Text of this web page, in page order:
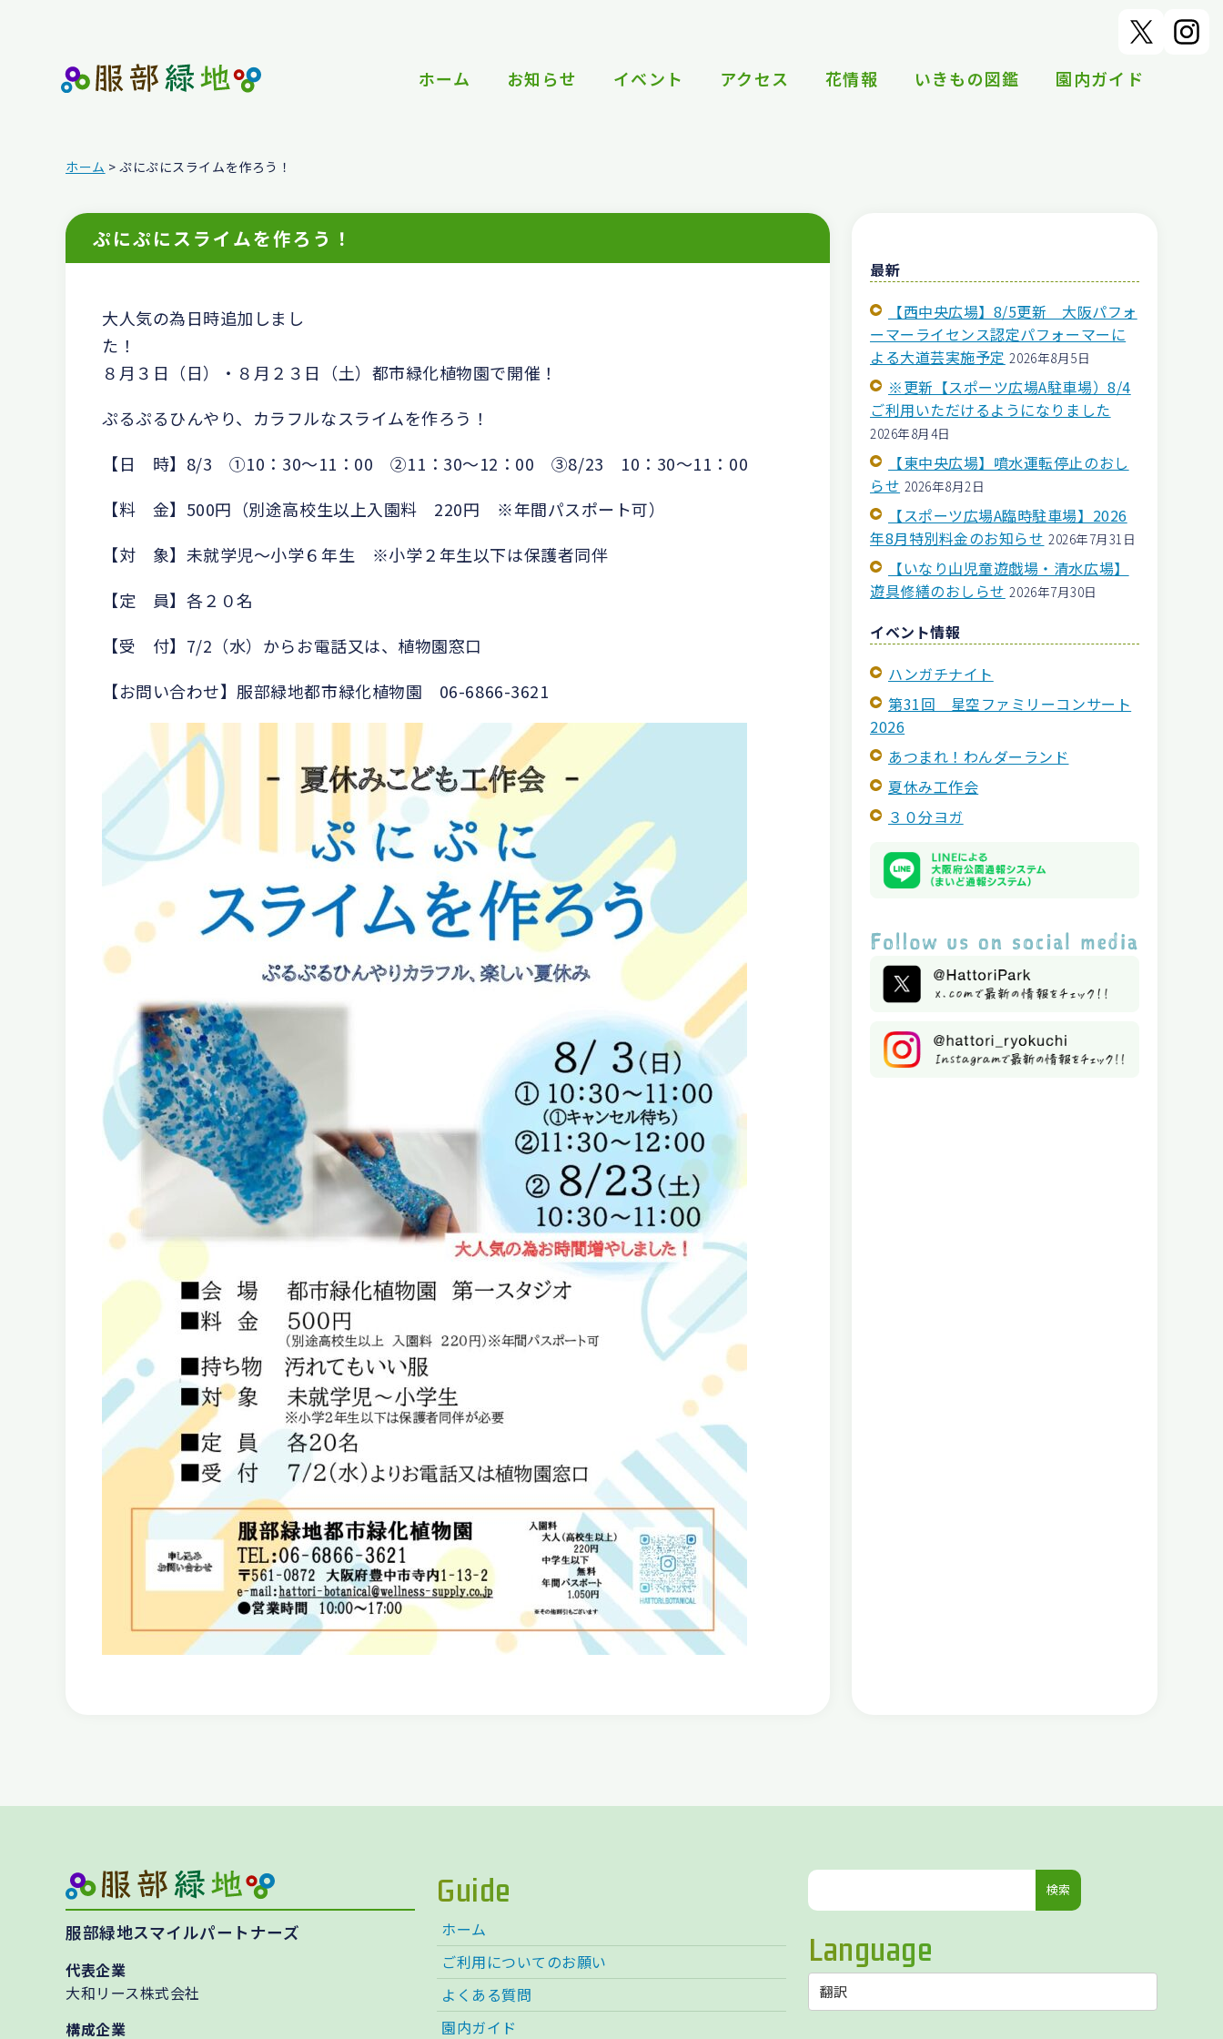
ホーム お知らせ イベント アクセス 花情報 いきもの図鑑 園内ガイド
ホーム > ぷにぷにスライムを作ろう！
ぷにぷにスライムを作ろう！
大人気の為日時追加しまし
た！
８月３日（日）・８月２３日（土）都市緑化植物園で開催！
ぷるぷるひんやり、カラフルなスライムを作ろう！
【日 時】8/3 ①10：30～11：00 ②11：30～12：00 ③8/23 10：30～11：00
【料 金】500円（別途高校生以上入園料 220円 ※年間パスポート可）
【対 象】未就学児～小学６年生 ※小学２年生以下は保護者同伴
【定 員】各２０名
【受 付】7/2（水）からお電話又は、植物園窓口
【お問い合わせ】服部緑地都市緑化植物園 06-6866-3621
最新
【西中央広場】8/5更新 大阪パフォ
ーマーライセンス認定パフォーマーに
よる大道芸実施予定 2026年8月5日
※更新【スポーツ広場A駐車場）8/4
ご利用いただけるようになりました
2026年8月4日
【東中央広場】噴水運転停止のおし
らせ 2026年8月2日
【スポーツ広場A臨時駐車場】2026
年8月特別料金のお知らせ 2026年7月31日
【いなり山児童遊戯場・清水広場】
遊具修繕のおしらせ 2026年7月30日
イベント情報
ハンガチナイト
第31回 星空ファミリーコンサート
2026
あつまれ！わんダーランド
夏休み工作会
３０分ヨガ
服部緑地スマイルパートナーズ
代表企業
大和リース株式会社
構成企業
Guide
ホーム
ご利用についてのお願い
よくある質問
園内ガイド
検
Language